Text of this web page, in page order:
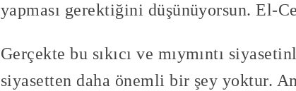
yapması gerektiğini düşünüyorsun. El-
Gerçekte bu sıkıcı ve mıymıntı
siyasetten daha önemli bir şey yoktur.